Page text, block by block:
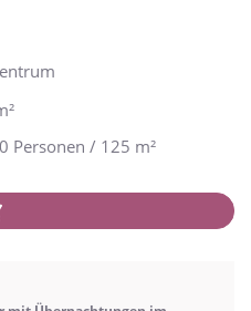
Personen / 125 m²